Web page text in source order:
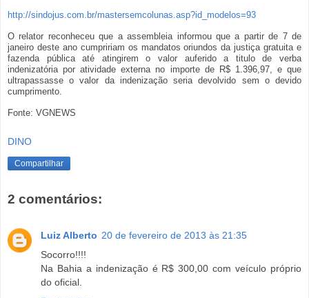
http://sindojus.com.br/mastersemcolunas.asp?id_modelos=93
O relator reconheceu que a assembleia informou que a partir de 7 de
janeiro deste ano cumpririam os mandatos oriundos da justiça gratuita e
fazenda pública até atingirem o valor auferido a titulo de verba
indenizatória por atividade externa no importe de R$ 1.396,97, e que
ultrapassasse o valor da indenização seria devolvido sem o devido
cumprimento.
Fonte: VGNEWS
DINO
Compartilhar
2 comentários:
Luiz Alberto 20 de fevereiro de 2013 às 21:35
Socorro!!!!
Na Bahia a indenização é R$ 300,00 com veículo próprio
do oficial.